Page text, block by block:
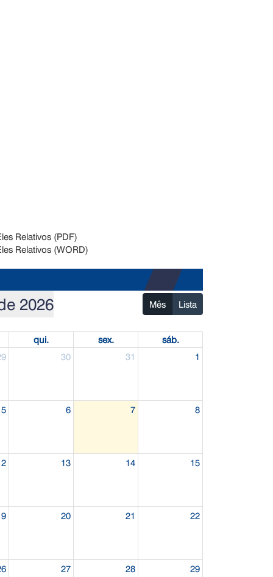
Relativos (PDF)
Relativos (WORD)
2026 Mês Lista
qui. sex.
sáb.
30 31 1
5 6 7 8
13 14 15
20 21 22
27 28 29